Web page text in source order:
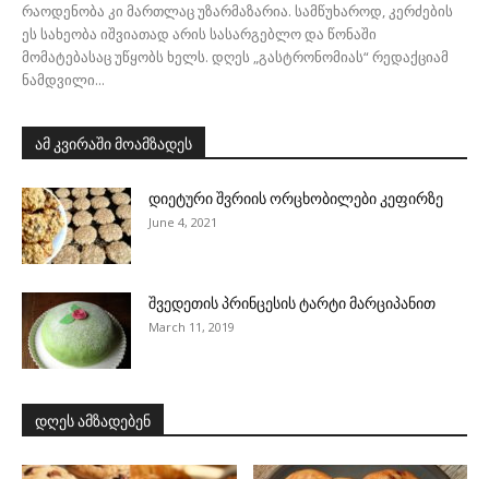
რაოდენობა კი მართლაც უზარმაზარია. სამწუხაროდ, კერძების
ეს სახეობა იშვიათად არის სასარგებლო და წონაში
მომატებასაც უწყობს ხელს. დღეს „გასტრონომიას“ რედაქციამ
ნამდვილი...
ამ კვირაში მოამზადეს
დიეტური შვრიის ორცხობილები კეფირზე
June 4, 2021
შვედეთის პრინცესის ტარტი მარციპანით
March 11, 2019
დღეს ამზადებენ